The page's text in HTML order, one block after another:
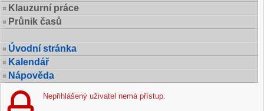
Klauzurní práce
Průnik časů
Úvodní stránka
Kalendář
Nápověda
Nepřihlášený uživatel nemá přístup.